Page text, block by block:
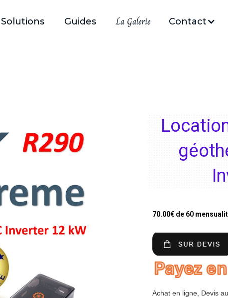
Solutions Guides La Galerie Contact
70.00€ de 60
Achat en ligne, Devis